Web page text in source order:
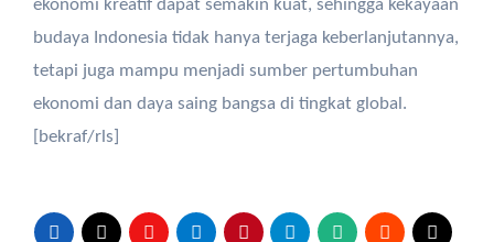
ekonomi kreatif dapat semakin kuat, sehingga kekayaan
budaya Indonesia tidak hanya terjaga keberlanjutannya,
tetapi juga mampu menjadi sumber pertumbuhan
ekonomi dan daya saing bangsa di tingkat global.
[bekraf/rls]